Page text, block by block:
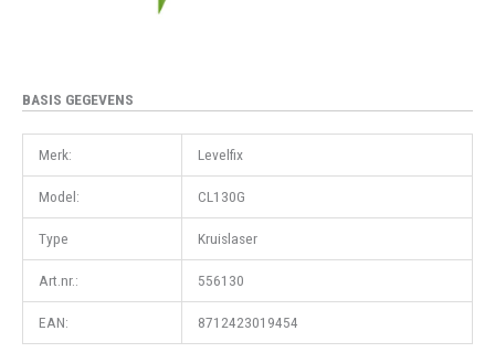
BASIS GEGEVENS
Merk: Levelfix
Model: CL130G
Type Kruislaser
Art.nr.: 556130
EAN: 8712423019454